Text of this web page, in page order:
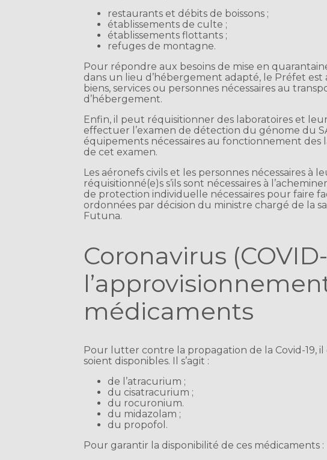
restaurants et débits de boissons ;
établissements de culte ;
établissements flottants ;
refuges de montagne.
Pour répondre aux besoins de mise en
dans un lieu d’hébergement adapté, le Préfet
biens, services ou personnes nécessaires au
d’hébergement.
Enfin, il peut réquisitionner des laboratoires et
effectuer l’examen de détection du génome du
équipements nécessaires au fonctionnement des
de cet examen.
Les aéronefs civils et les personnes nécessaires
réquisitionné(e)s s’ils sont nécessaires à
de protection individuelle nécessaires pour faire
ordonnées par décision du ministre chargé de la
Futuna.
Coronavirus
médicaments
Pour lutter contre la propagation de la Covid-19,
soient disponibles. Il s’agit :
de l’atracurium ;
du cisatracurium ;
du rocuronium.
du midazolam ;
du propofol.
Pour garantir la disponibilité de ces médicaments :